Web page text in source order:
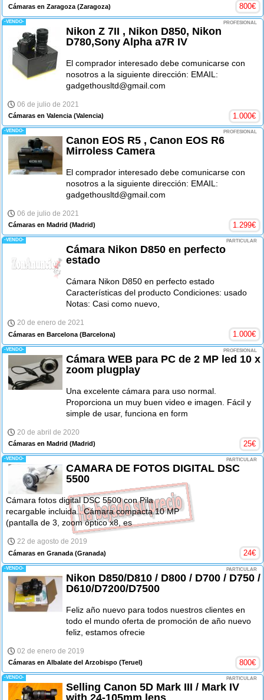
Cámaras en Zaragoza (Zaragoza) 800€
-VENDO- PROFESIONAL
Nikon Z 7II , Nikon D850, Nikon
D780,Sony Alpha a7R IV
El comprador interesado debe comunicarse con
nosotros a la siguiente dirección: EMAIL:
gadgethousltd@gmail.com
06 de julio de 2021
Cámaras en Valencia (Valencia) 1.000€
-VENDO- PROFESIONAL
Canon EOS R5 , Canon EOS R6
Mirroless Camera
El comprador interesado debe comunicarse con
nosotros a la siguiente dirección: EMAIL:
gadgethousltd@gmail.com
06 de julio de 2021
Cámaras en Madrid (Madrid) 1.299€
-VENDO- PARTICULAR
Cámara Nikon D850 en perfecto
estado
Cámara Nikon D850 en perfecto estado
Características del producto Condiciones: usado
Notas: Casi como nuevo,
20 de enero de 2021
Cámaras en Barcelona (Barcelona) 1.000€
-VENDO- PROFESIONAL
Cámara WEB para PC de 2 MP led 10 x
zoom plugplay
Una excelente cámara para uso normal.
Proporciona un muy buen video e imagen. Fácil y
simple de usar, funciona en form
20 de abril de 2020
Cámaras en Madrid (Madrid) 25€
-VENDO- PARTICULAR
CAMARA DE FOTOS DIGITAL DSC
5500
Cámara fotos digital DSC 5500 con Pila
recargable incluida.. Cámara compacta.10 MP
(pantalla de 3, zoom óptico x8, es
22 de agosto de 2019
Cámaras en Granada (Granada) 24€
-VENDO- PARTICULAR
Nikon D850/D810 / D800 / D700 / D750 /
D610/D7200/D7500
Feliz año nuevo para todos nuestros clientes en
todo el mundo oferta de promoción de año nuevo
feliz, estamos ofrecie
02 de enero de 2019
Cámaras en Albalate del Arzobispo (Teruel) 800€
-VENDO- PARTICULAR
Selling Canon 5D Mark III / Mark IV